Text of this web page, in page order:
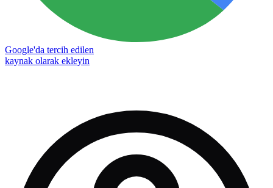
Google'da tercih edilen
kaynak olarak ekleyin